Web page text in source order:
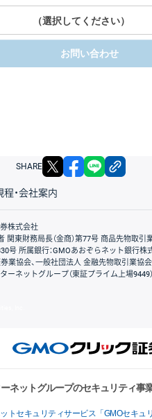
（選択してください）
お問い合わせ
SHARE X facebook
程・会社案内
約款
プ
案内
護方針
針
利用について
イマー
株式会社
関東財務局長（金商）第77号 商品先物取
号 所属銀行：GMOあおぞらネット銀行株
券業協会、一般社団法人 金融先物取引業協
ーネットグループ（東証プライム上場9449
ネットグループのセキュリティ事
トセキュリティサービス「GMOセキュ